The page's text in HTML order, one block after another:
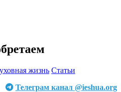
жизнь Статьи
Телеграм канал @ieshua.org